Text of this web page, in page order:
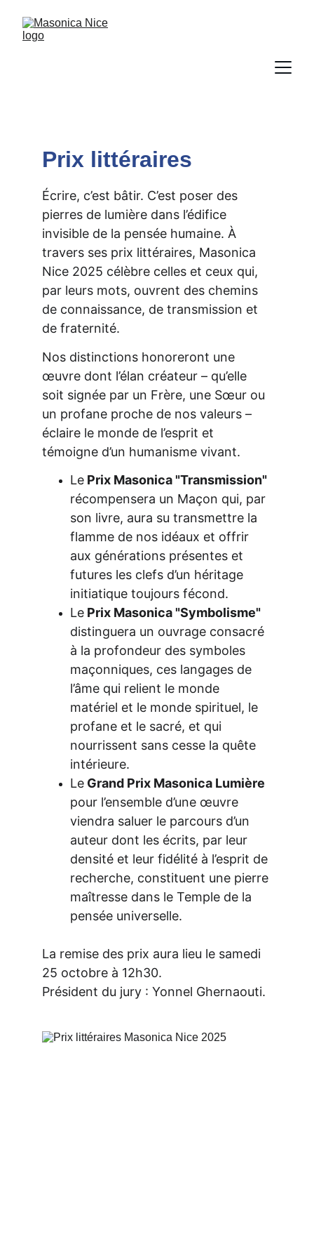
Prix littéraires
Écrire, c’est bâtir. C’est poser des
pierres de lumière dans l’édifice
invisible de la pensée humaine. À
travers ses prix littéraires, Masonica
Nice 2025 célèbre celles et ceux qui,
par leurs mots, ouvrent des chemins
de connaissance, de transmission et
de fraternité.
Nos distinctions honoreront une
œuvre dont l’élan créateur – qu’elle
soit signée par un Frère, une Sœur ou
un profane proche de nos valeurs –
éclaire le monde de l’esprit et
témoigne d’un humanisme vivant.
Le Prix Masonica "Transmission"
récompensera un Maçon qui, par
son livre, aura su transmettre la
flamme de nos idéaux et offrir
aux générations présentes et
futures les clefs d’un héritage
initiatique toujours fécond.
Le Prix Masonica "Symbolisme"
distinguera un ouvrage consacré
à la profondeur des symboles
maçonniques, ces langages de
l’âme qui relient le monde
matériel et le monde spirituel, le
profane et le sacré, et qui
nourrissent sans cesse la quête
intérieure.
Le Grand Prix Masonica Lumière
pour l’ensemble d’une œuvre
viendra saluer le parcours d’un
auteur dont les écrits, par leur
densité et leur fidélité à l’esprit de
recherche, constituent une pierre
maîtresse dans le Temple de la
pensée universelle.
La remise des prix aura lieu le samedi
25 octobre à 12h30.
Président du jury : Yonnel Ghernaouti.